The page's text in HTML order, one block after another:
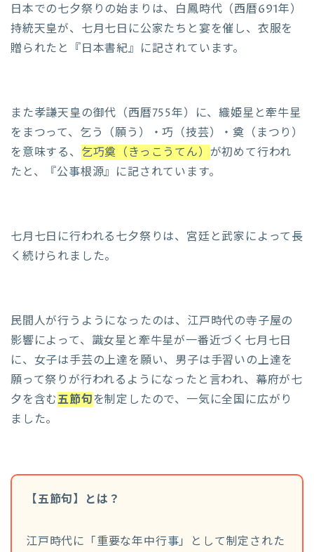
日本での七夕祭りの始まりは、白鳳時代（西暦691年）
持統天皇が、七月七日に公家たちと宴を催し、衣服を
贈られたと『日本書紀』に記されています。
また孝謙天皇の御代（西暦755年）に、織姫星と牽牛星
をまつって、乞う（願う）・巧（技芸）・奠（まつり）
を意味する、 乞巧奠（きっこうてん） が初めて行われ
たと、『公事根源』に記されています。
七月七日に行われる七夕祭りは、宮廷と武家によって長
く続けられました。
民間人が行うようになったのは、江戸時代の寺子屋の
影響によって、識女星と牽牛星が一番近づく七月七日
に、女子は手芸の上達を願い、男子は手習いの上達を
願って祭りが行われるようになったと言われ、幕府が七
夕を含む五節句を制定したので、一気に全国に広がり
ました。
【五節句】とは？
江戸時代に「重要な年中行事」として制定された